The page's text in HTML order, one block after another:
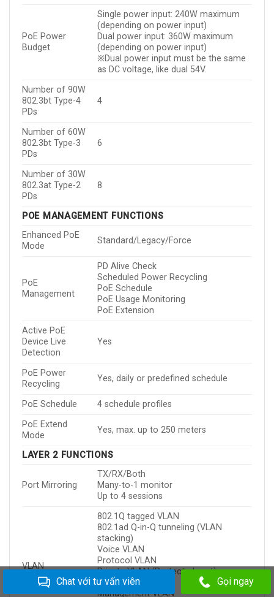
PoE Power
Budget
Single power input: 240W maximum
(depending on power input)
Dual power input: 360W maximum
(depending on power input)
※Dual power input must be the same
as DC voltage, like dual 54V.
Number of 90W
802.3bt Type-4
PDs
4
Number of 60W
802.3bt Type-3
PDs
6
Number of 30W
802.3at Type-2
PDs
8
POE MANAGEMENT FUNCTIONS
Enhanced PoE
Mode
Standard/Legacy/Force
PoE
Management
PD Alive Check
Scheduled Power Recycling
PoE Schedule
PoE Usage Monitoring
PoE Extension
Active PoE
Device Live
Detection
Yes
PoE Power
Recycling
Yes, daily or predefined schedule
PoE Schedule
4 schedule profiles
PoE Extend
Mode
Yes, max. up to 250 meters
LAYER 2 FUNCTIONS
Port Mirroring
TX/RX/Both
Many-to-1 monitor
Up to 4 sessions
VLAN
802.1Q tagged VLAN
802.1ad Q-in-Q tunneling (VLAN
stacking)
Voice VLAN
Protocol VLAN
Private VLAN (Protected port)
GVRP
Management VLAN
Chat với tư vấn viên Gọi ngay